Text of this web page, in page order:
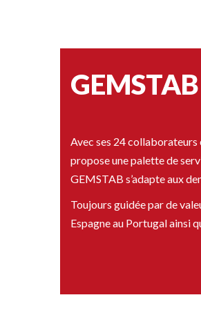
Avec ses 24 collaborateurs
propose une palette de
GEMSTAB s’adapte aux
Toujours guidée par de
Espagne au Portugal ainsi